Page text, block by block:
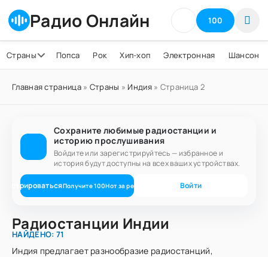
Радио Онлайн 100
Страны Попса Рок Хип-хоп Электронная Шансон
Главная страница» Страны » Индия» Страница 2
Сохраните любимые радиостанции и
историю прослушивания
Войдите или зарегистрируйтесь — избранное и
история будут доступны на всех ваших устройствах.
Получите100Нот за регистрацию Войти
Радиостанции Индии
НАЙДЕНО: 71
Индия предлагает разнообразие радиостанций,